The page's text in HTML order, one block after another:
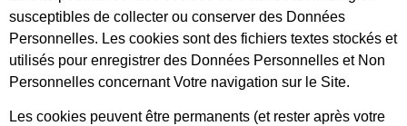
susceptibles de collecter ou conserver des Données
Personnelles. Les cookies sont des fichiers textes stockés et
utilisés pour enregistrer des Données Personnelles et Non
Personnelles concernant Votre navigation sur le Site.
Les cookies peuvent être permanents (et rester après votre